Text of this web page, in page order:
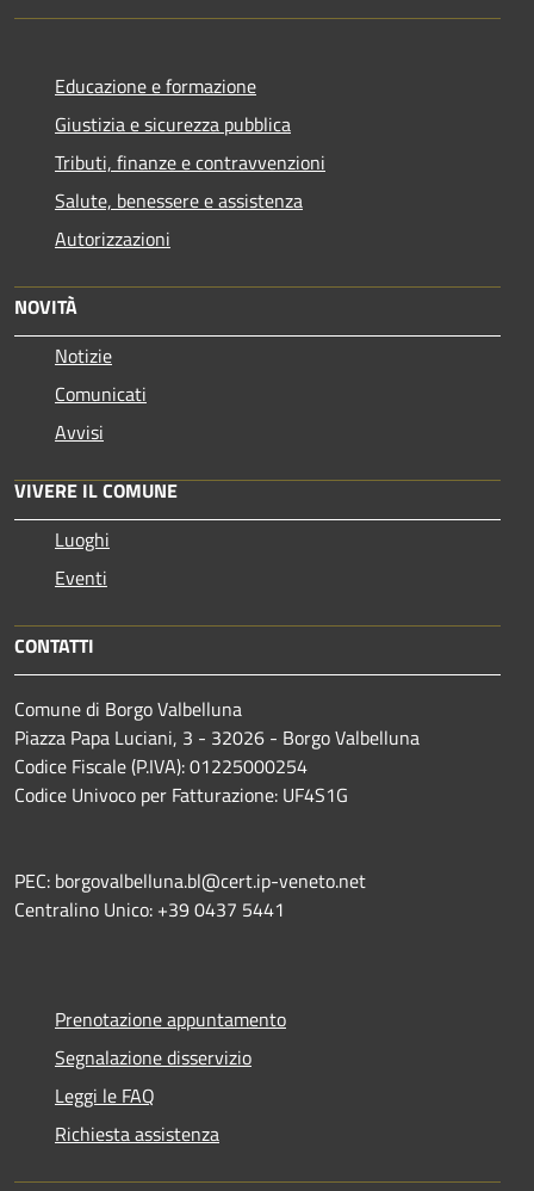
Educazione e formazione
Giustizia e sicurezza pubblica
Tributi, finanze e contravvenzioni
Salute, benessere e assistenza
Autorizzazioni
NOVITÀ
Notizie
Comunicati
Avvisi
VIVERE IL COMUNE
Luoghi
Eventi
CONTATTI
Comune di Borgo Valbelluna
Piazza Papa Luciani, 3 - 32026 - Borgo Valbelluna
Codice Fiscale (P.IVA): 01225000254
Codice Univoco per Fatturazione: UF4S1G
PEC: borgovalbelluna.bl@cert.ip-veneto.net
Centralino Unico: +39 0437 5441
Prenotazione appuntamento
Segnalazione disservizio
Leggi le FAQ
Richiesta assistenza